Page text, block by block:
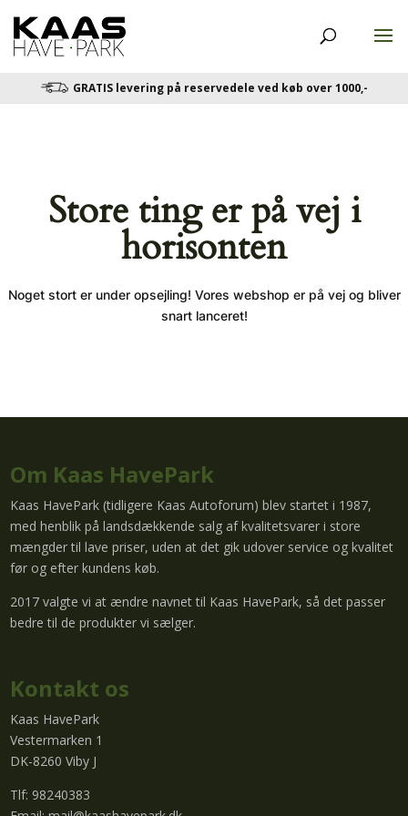
GRATIS levering på reservedele ved køb over 1000,-
Store ting er på vej i
horisonten
Noget stort er under opsejling! Vores webshop er på vej og bliver
snart lanceret!
Om Kaas HavePark
Kaas HavePark (tidligere Kaas Autoforum) blev startet i 1987,
med henblik på landsdækkende salg af kvalitetsvarer i store
mængder til lave priser, uden at det gik udover service og kvalitet
før og efter kundens køb.
2017 valgte vi at ændre navnet til Kaas HavePark, så det passer
bedre til de produkter vi sælger.
Kontakt os
Kaas HavePark
Vestermarken 1
DK-8260 Viby J
Tlf: 98240383